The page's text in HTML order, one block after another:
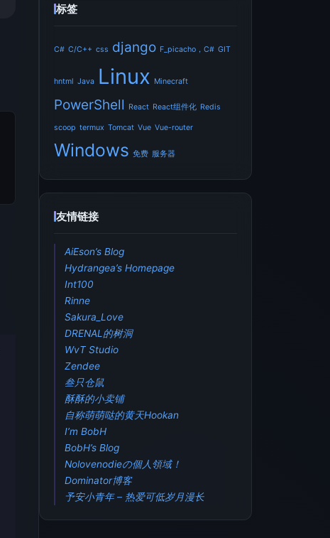
标签
C# C/C++ css django F_picacho，C# GIT
hntml Java Linux Minecraft
PowerShell React React组件化 Redis
scoop termux Tomcat Vue Vue-router
Windows 免费 服务器
友情链接
AiEson’s Blog
Hydrangea’s Homepage
Int100
Rinne
Sakura_Love
DRENAL的树洞
WvT Studio
Zendee
叁只仓鼠
酥酥的小卖铺
自称萌萌哒的黄天Hookan
I’m BobH
BobH’s Blog
Nolovenodieの個人領域！
Dominator博客
予安小青年 – 热爱可低岁月漫长